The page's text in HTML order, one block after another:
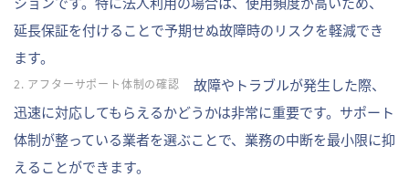
延長保証を付けることで予期せぬ故障時のリスクを軽減でき
ます。
2. アフターサポート体制の確認
故障やトラブルが発生した際、
迅速に対応してもらえるかどうかは非常に重要です。サポート
体制が整っている業者を選ぶことで、業務の中断を最小限に抑
えることができます。